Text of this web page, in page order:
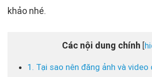
khảo nhé.
Các nội dung chính [
1. Tại sao nên đăng ảnh và